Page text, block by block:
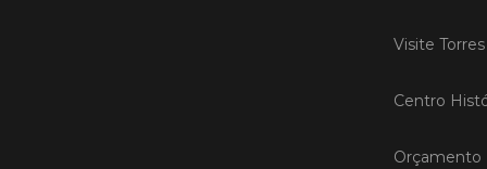
Visite
Centro
Orçamento